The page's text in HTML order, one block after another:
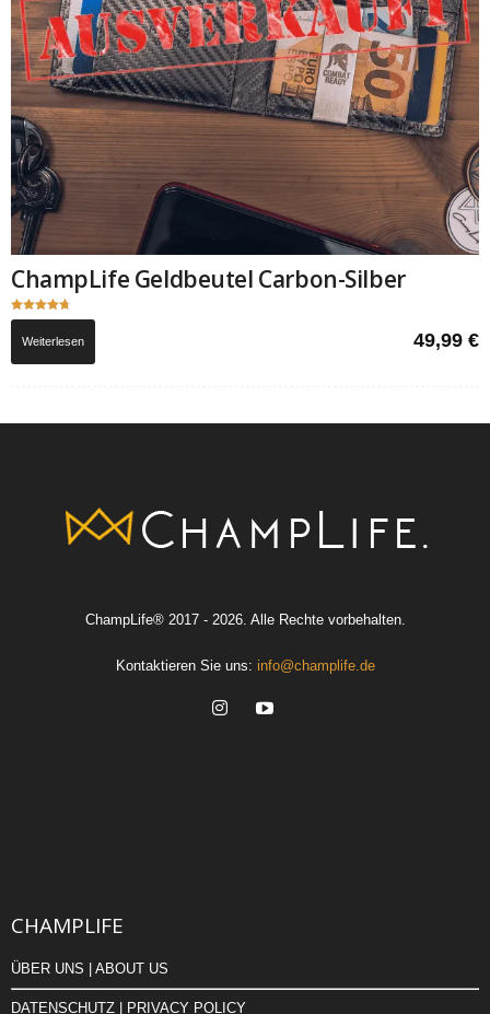
ChampLife Geldbeutel Carbon-Silber
Bewertet
4.71
49,99 €
Weiterlesen
ChampLife® 2017 - 2026. Alle Rechte vorbehalten.
Kontaktieren Sie uns: info@champlife.de
CHAMPLIFE
ÜBER UNS | ABOUT US
DATENSCHUTZ | PRIVACY POLICY